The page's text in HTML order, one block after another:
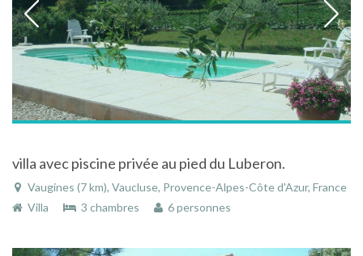
villa avec piscine privée au pied du Luberon.
Vaugines (7 km), Vaucluse, Provence-Alpes-Côte d'Azur, France
Villa
3 chambres 6 personnes